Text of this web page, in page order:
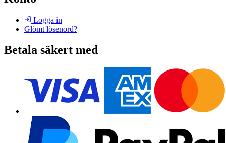
Logga in
Glömt lösenord?
Betala säkert med